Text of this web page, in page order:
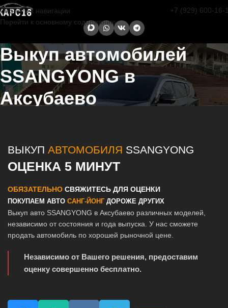
Перейти к навигации
Перейти к основному содержанию
+7 (929) 600-16-
Выкуп автомобилей
SSANGYONG в
Аксубаево
ВЫКУП АВТОМОБИЛЯ SSANGYONG
ОЦЕНКА 5 МИНУТ
ОБЯЗАТЕЛЬНО СВЯЖИТЕСЬ ДЛЯ ОЦЕНКИ
ПОКУПАЕМ АВТО САНГ-ЙОНГ ДОРОЖЕ ДРУГИХ
Выкуп авто SSANGYONG в Аксубаево различных моделей,
независимо от состояния и года выпуска. У нас сможете
продать автомобиль по хорошей рыночной цене.
Независимо от Вашего решения, предоставим
оценку совершенно бесплатно.